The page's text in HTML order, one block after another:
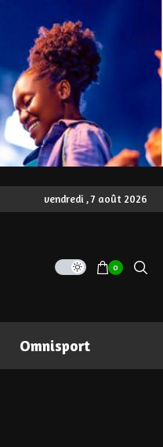
vendredi , 7 août 2026
0
Omnisport